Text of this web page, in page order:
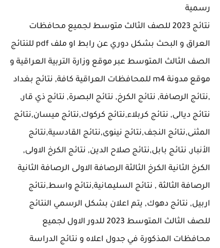
رسمية
نتائج 2023 للصف الثالث متوسط لجميع محافظات
العراق و البحث بشكل دوري عن رابط او ملف pdf للنتائج
الصف الثالث المتوسط عبر موقع وزارة التربية العراقية و
موقع مدونة m4 للمحافظات العراقية كافة, نتائج بغداد
,نتائج الرصافة, نتائج الكرخ, نتائج البصرة, نتائج ذي قار,
نتائج ديالى, نتائج كربلاء,نتائج كركوك,نتائج ميسان,نتائج
المثنى,نتائج النجف,نتائج نينوى,نتائج القادسية,نتائج
الأنبار, نتائج بابل,نتائج صلاح الدين, نتائج الكرخ الاولى,
الكرخ الثانية الكرخ الثالثة الرصافة الاولى الرصافة الثانية
الرصافة الثالثة , نتائج السليمانية,نتائج واسط,نتائج
اربيل, نتائج دهوك, يتم اعلان بشكل الرسمي النتائج
للصف الثالث المتوسط 2023 للدور الاول لجميع
محافظات المذكورة في جدول اعلاه و نتائج الدراسة